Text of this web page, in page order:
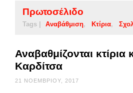
Πρωτοσέλιδο
Tags | Αναβάθμιση Κτίρια
Αναβαθμίζονται κτίρια
Καρδίτσα
21 ΝΟΕΜΒΡΊΟΥ, 2017